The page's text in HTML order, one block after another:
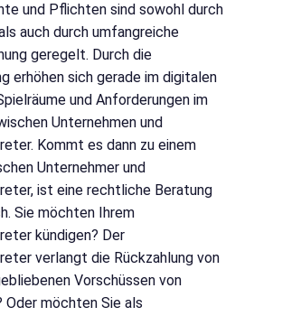
und Pflichten sind sowohl durch
auch durch umfangreiche
geregelt. Durch die
erhöhen sich gerade im digitalen
und Anforderungen im
Unternehmen und
Kommt es dann zu einem
Unternehmer und
ist eine rechtliche Beratung
Sie möchten Ihrem
kündigen? Der
verlangt die Rückzahlung von
Vorschüssen von
Oder möchten Sie als